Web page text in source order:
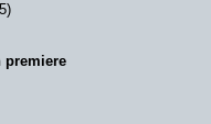
premiere